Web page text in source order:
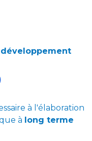
développement
à l'élaboration
à long terme